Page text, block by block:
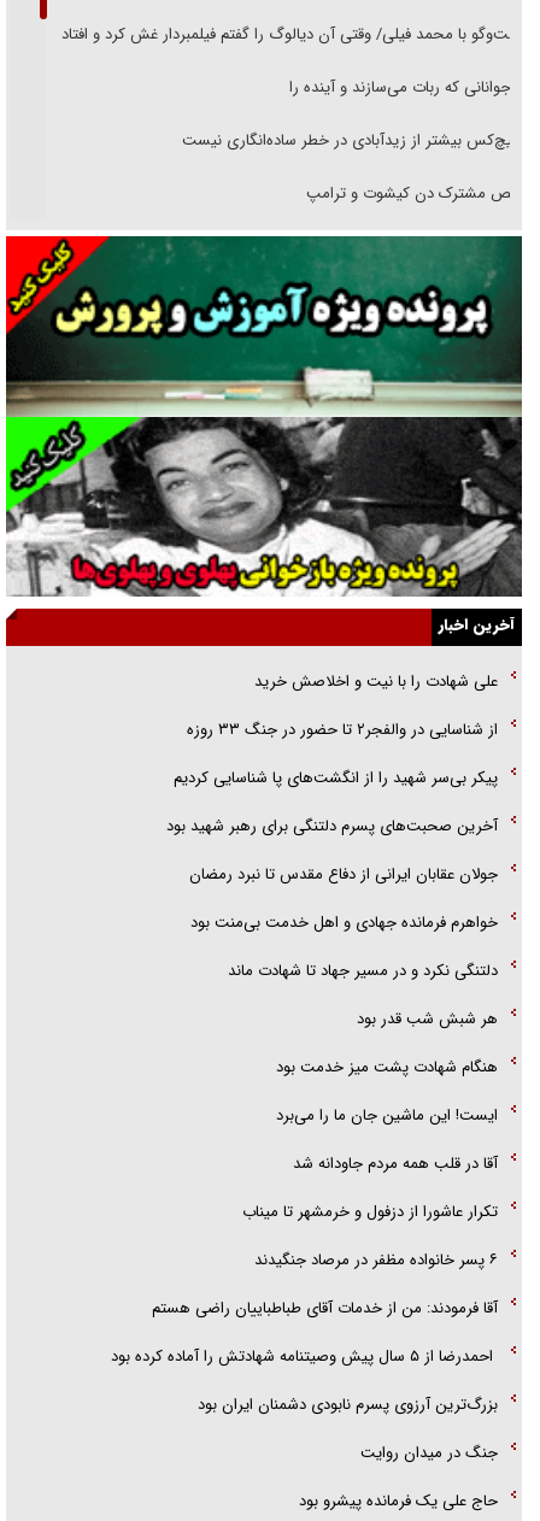
گفت‌وگو با محمد فیلی/ وقتی آن دیالوگ را گفتم فیلمبردار غش کرد و افتاد
نوجوانانی که ربات می‌سازند و آینده را
هیچ‌کس بیشتر از زیدآبادی در خطر ساده‌انگاری نیست
رقص مشترک دن کیشوت و ترامپ
دنده دولت به واگذاری مسئله‌دار ایران‌خودرو/ خصوصی‌سازی یا انحصار؟
غریزه‌ی بقا و آقای باقی و رفقا
جراحی‌های زیبایی با مدرک فوق‌دیپلم! + گفت‌وگو با متهم
گفت‌وگو با همسر یکی از شهدای جنگ رمضان/ پیکر بی‌سر شهید را از
انگشت‌های پا شناسایی کردیم
نسلی که آنلاین الگو می‌گیرد
گفت‌وگو با آیت‌الله جاودان/ جفای مخالفان مکانت معنوی رهبر شهید را
ارتقا می‌داد
راننده مست به قانون می‌خندد
همه آقای دوربینی شده‌ایم!
قصه ناتمام سرویس مدارس
آیا مقاومت فلسطین خلع‌سلاح می‌شود؟
آخرین اخبار
علی شهادت را با نیت و اخلاصش خرید
از شناسایی در والفجر۲ تا حضور در جنگ ۳۳ روزه
پیکر بی‌سر شهید را از انگشت‌های پا شناسایی کردیم
آخرین صحبت‌های پسرم دلتنگی برای رهبر شهید بود
جولان عقابان ایرانی از دفاع مقدس تا نبرد رمضان
خواهرم فرمانده جهادی و اهل خدمت بی‌منت بود
دلتنگی نکرد و در مسیر جهاد تا شهادت ماند
هر شبش شب قدر بود
هنگام شهادت پشت میز خدمت بود
ایست! این ماشین جان ما را می‌برد
آقا در قلب همه مردم جاودانه شد
تکرار عاشورا از دزفول و خرمشهر تا میناب
۶ پسر خانواده مظفر در مرصاد جنگیدند
آقا فرمودند: من از خدمات آقای طباطباییان راضی هستم
احمدرضا از ۵ سال پیش وصیتنامه شهادتش را آماده کرده بود
بزرگ‌ترین آرزوی پسرم نابودی دشمنان ایران بود
جنگ در میدان روایت
حاج علی یک فرمانده پیشرو بود